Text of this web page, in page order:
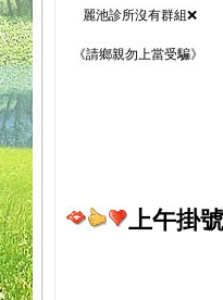
麗池診所沒有群組❌
《請鄉親勿上當受騙》
上午掛